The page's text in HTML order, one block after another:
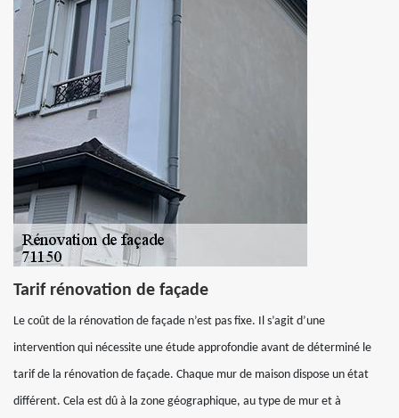
Tarif rénovation de façade
Le coût de la rénovation de façade n’est pas fixe. Il s’agit d’une
intervention qui nécessite une étude approfondie avant de déterminé le
tarif de la rénovation de façade. Chaque mur de maison dispose un état
différent. Cela est dû à la zone géographique, au type de mur et à